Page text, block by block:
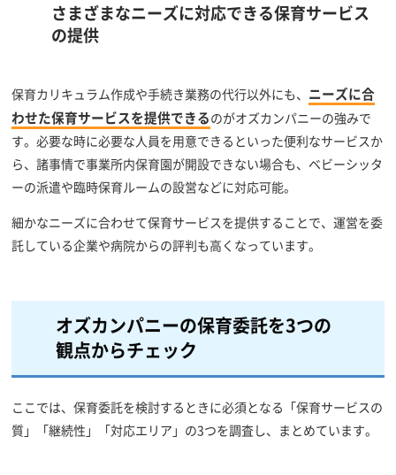
さまざまなニーズに対応できる保育サービス
の提供
保育カリキュラム作成や手続き業務の代行以外にも、 ニーズに合
わせた保育サービスを提供できるのがオズカンパニーの強みで
す。必要な時に必要な人員を用意できるといった便利なサービスか
ら、諸事情で事業所内保育園が開設できない場合も、ベビーシッタ
ーの派遣や臨時保育ルームの設営などに対応可能。
細かなニーズに合わせて保育サービスを提供することで、運営を委
託している企業や病院からの評判も高くなっています。
オズカンパニーの保育委託を3つの
観点からチェック
ここでは、保育委託を検討するときに必須となる「保育サービスの
質」「継続性」「対応エリア」の3つを調査し、まとめています。